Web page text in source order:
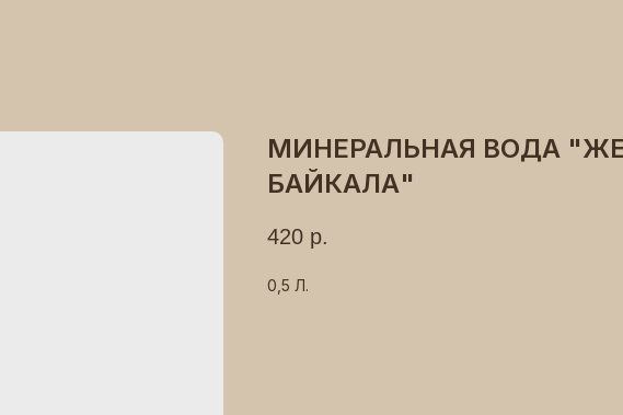
МИНЕРАЛЬНАЯ ВОДА
БАЙКАЛА"
420 р.
0,5 Л.